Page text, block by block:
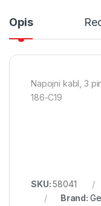
Opis
Napojni kabl, 3
186-C19
SKU:58041
Brand: